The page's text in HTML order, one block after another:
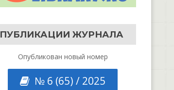
ПУБЛИКАЦИИ ЖУРНАЛА
Опубликован новый номер
№ 6 (65) / 2025